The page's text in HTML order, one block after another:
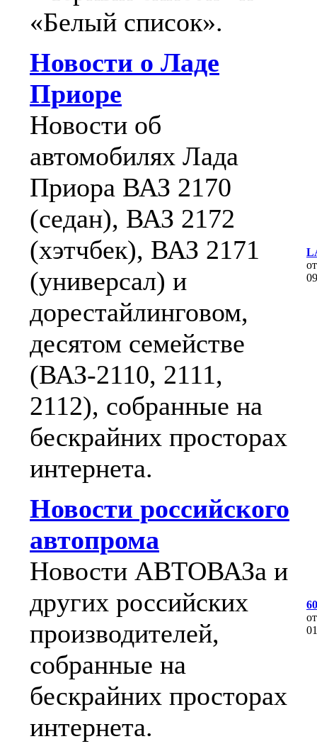
«Белый список».
Новости о Ладе
Приоре
Новости об
автомобилях Лада
Приора ВАЗ 2170
(седан), ВАЗ 2172
(хэтчбек), ВАЗ 2171
(универсал) и
дорестайлинговом,
десятом семействе
(ВАЗ-2110, 2111,
2112), собранные на
бескрайних просторах
интернета.
Новости российского
автопрома
Новости АВТОВАЗа и
других российских
производителей,
собранные на
бескрайних просторах
интернета.